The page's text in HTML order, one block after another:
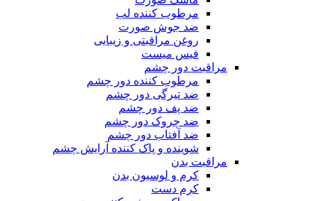
مرطوب کننده لب
ضد جوش صورت
روغن مراقبتی و زیبایی
فیس میست
مراقبت دور چشم
مرطوب کننده دور چشم
ضد تیرگی دور چشم
ضد پف دور چشم
ضد چروک دور چشم
ضد آفتاب دور چشم
شوینده و پاک کننده آرایش چشم
مراقبت بدن
کرم و لوسیون بدن
کرم دست